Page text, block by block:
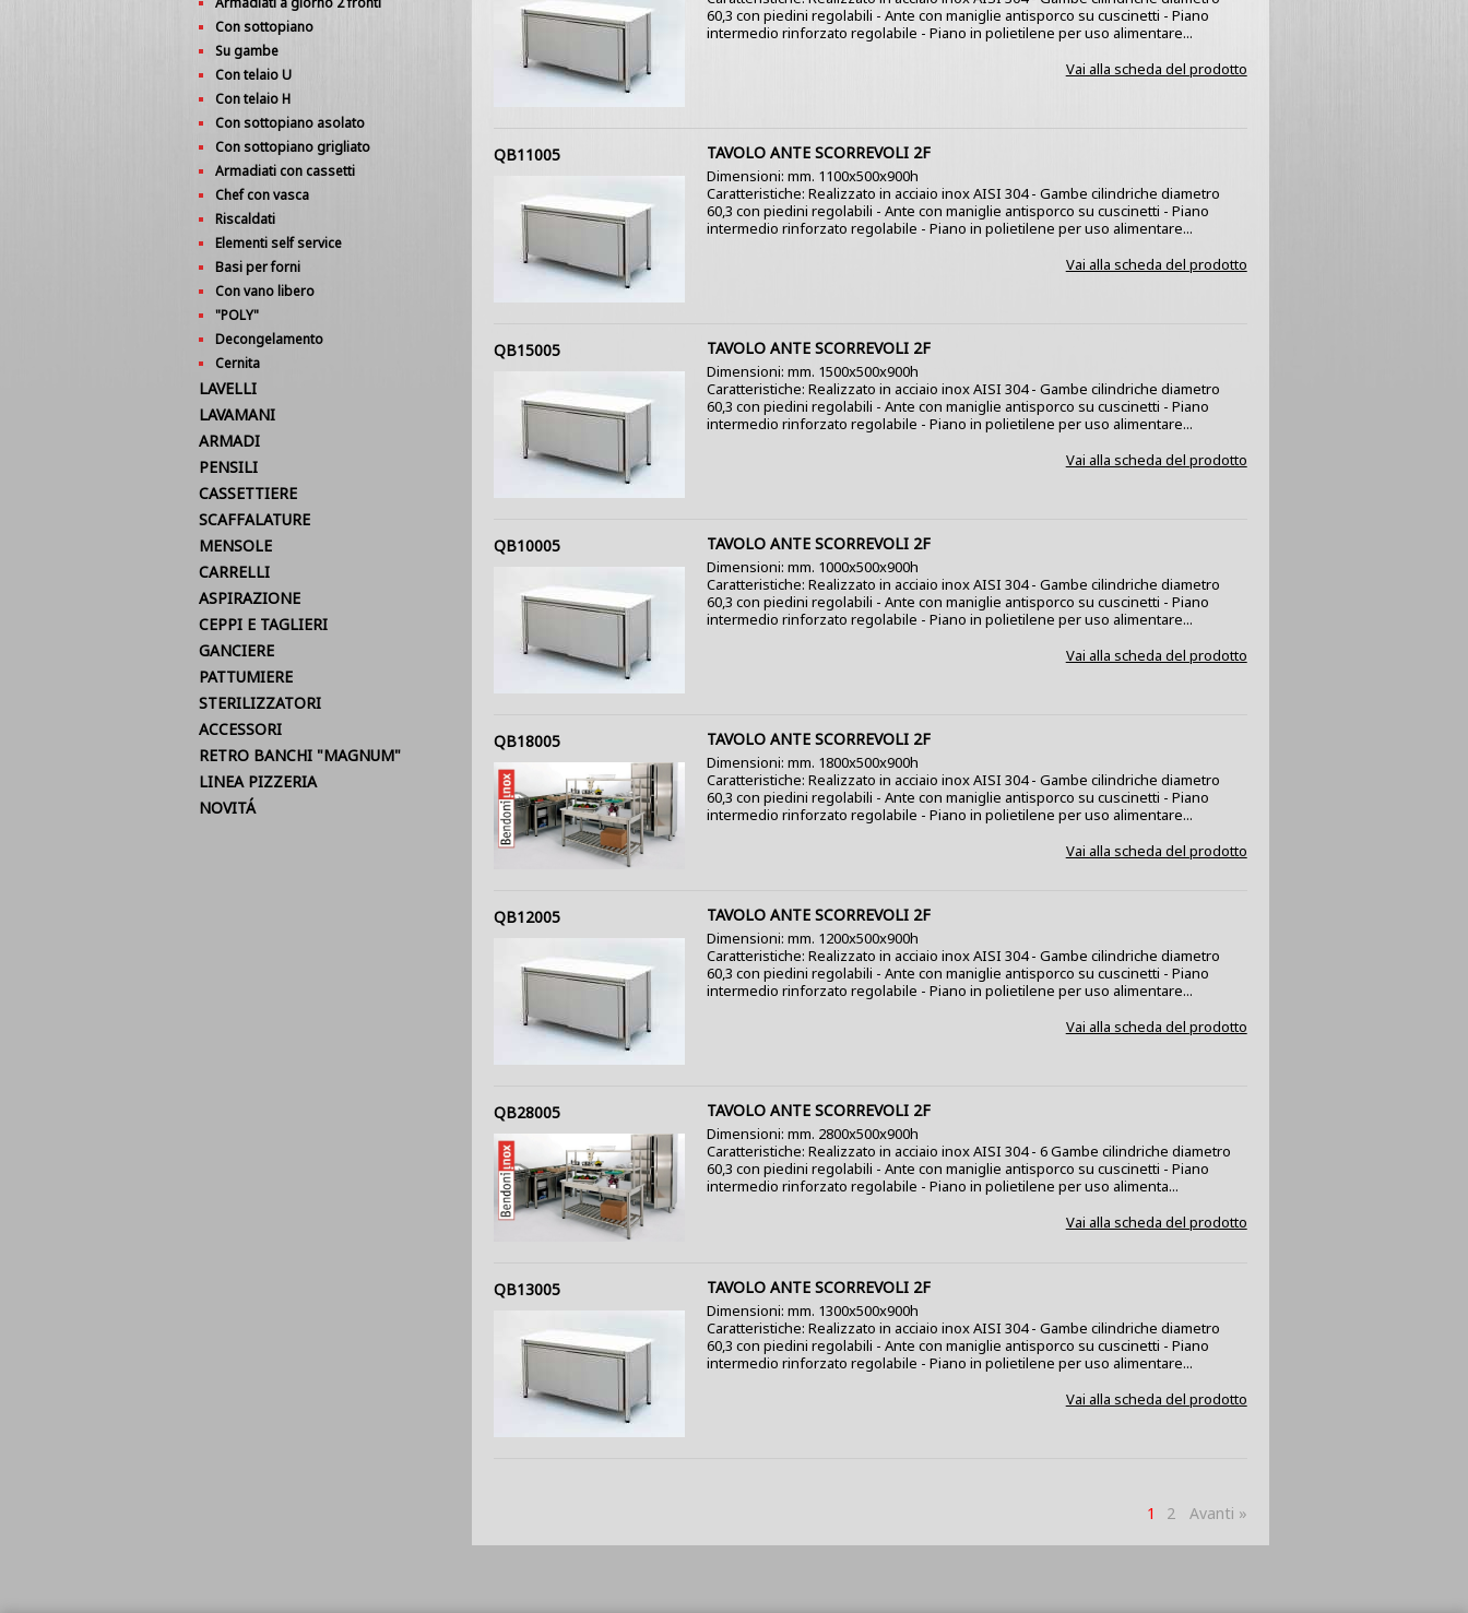
60,3 con piedini regolabili - Ante con maniglie antisporco su cuscinetti - Piano
intermedio rinforzato regolabile - Piano in polietilene per uso alimentare...
Vai alla scheda del prodotto
QB11005 TAVOLO ANTE SCORREVOLI 2F
Dimensioni: mm. 1100x500x900h
Caratteristiche: Realizzato in acciaio inox AISI 304 - Gambe cilindriche diametro
60,3 con piedini regolabili - Ante con maniglie antisporco su cuscinetti - Piano
intermedio rinforzato regolabile - Piano in polietilene per uso alimentare...
Vai alla scheda del prodotto
QB15005 TAVOLO ANTE SCORREVOLI 2F
Dimensioni: mm. 1500x500x900h
Caratteristiche: Realizzato in acciaio inox AISI 304 - Gambe cilindriche diametro
60,3 con piedini regolabili - Ante con maniglie antisporco su cuscinetti - Piano
intermedio rinforzato regolabile - Piano in polietilene per uso alimentare...
Vai alla scheda del prodotto
QB10005 TAVOLO ANTE SCORREVOLI 2F
Dimensioni: mm. 1000x500x900h
Caratteristiche: Realizzato in acciaio inox AISI 304 - Gambe cilindriche diametro
60,3 con piedini regolabili - Ante con maniglie antisporco su cuscinetti - Piano
intermedio rinforzato regolabile - Piano in polietilene per uso alimentare...
Vai alla scheda del prodotto
QB18005 TAVOLO ANTE SCORREVOLI 2F
Dimensioni: mm. 1800x500x900h
Caratteristiche: Realizzato in acciaio inox AISI 304 - Gambe cilindriche diametro
60,3 con piedini regolabili - Ante con maniglie antisporco su cuscinetti - Piano
intermedio rinforzato regolabile - Piano in polietilene per uso alimentare...
Vai alla scheda del prodotto
QB12005 TAVOLO ANTE SCORREVOLI 2F
Dimensioni: mm. 1200x500x900h
Caratteristiche: Realizzato in acciaio inox AISI 304 - Gambe cilindriche diametro
60,3 con piedini regolabili - Ante con maniglie antisporco su cuscinetti - Piano
intermedio rinforzato regolabile - Piano in polietilene per uso alimentare...
Vai alla scheda del prodotto
QB28005 TAVOLO ANTE SCORREVOLI 2F
Dimensioni: mm. 2800x500x900h
Caratteristiche: Realizzato in acciaio inox AISI 304 - 6 Gambe cilindriche diametro
60,3 con piedini regolabili - Ante con maniglie antisporco su cuscinetti - Piano
intermedio rinforzato regolabile - Piano in polietilene per uso alimenta...
Vai alla scheda del prodotto
QB13005 TAVOLO ANTE SCORREVOLI 2F
Dimensioni: mm. 1300x500x900h
Caratteristiche: Realizzato in acciaio inox AISI 304 - Gambe cilindriche diametro
60,3 con piedini regolabili - Ante con maniglie antisporco su cuscinetti - Piano
intermedio rinforzato regolabile - Piano in polietilene per uso alimentare...
Vai alla scheda del prodotto
1 2 Avanti »
Con sottopiano
Su gambe
Con telaio U
Con telaio H
Con sottopiano asolato
Con sottopiano grigliato
Armadiati con cassetti
Chef con vasca
Riscaldati
Elementi self service
Basi per forni
Con vano libero
"POLY"
Decongelamento
Cernita
LAVELLI
LAVAMANI
ARMADI
PENSILI
CASSETTIERE
SCAFFALATURE
MENSOLE
CARRELLI
ASPIRAZIONE
CEPPI E TAGLIERI
GANCIERE
PATTUMIERE
STERILIZZATORI
ACCESSORI
RETRO BANCHI "MAGNUM"
LINEA PIZZERIA
NOVITÁ